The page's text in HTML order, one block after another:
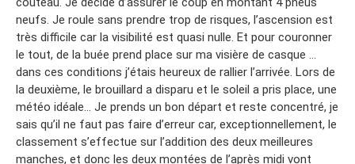
neufs. Je roule sans prendre trop de risques, l’ascension est
très difficile car la visibilité est quasi nulle. Et pour couronner
le tout, de la buée prend place sur ma visière de casque …
dans ces conditions j’étais heureux de rallier l’arrivée. Lors de
la deuxième, le brouillard a disparu et le soleil a pris place, une
météo idéale… Je prends un bon départ et reste concentré, je
sais qu’il ne faut pas faire d’erreur car, exceptionnellement, le
classement s’effectue sur l’addition des deux meilleures
manches, et donc les deux montées de l’après midi vont